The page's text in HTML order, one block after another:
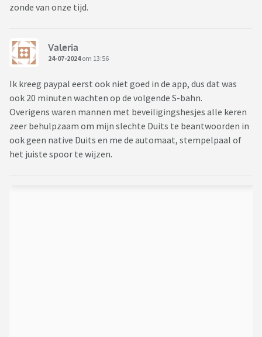
zonde van onze tijd.
Valeria
24-07-2024om 13:56
Ik kreeg paypal eerst ook niet goed in de app, dus dat was
ook 20 minuten wachten op de volgende S-bahn.
Overigens waren mannen met beveiligingshesjes alle keren
zeer behulpzaam om mijn slechte Duits te beantwoorden in
ook geen native Duits en me de automaat, stempelpaal of
het juiste spoor te wijzen.